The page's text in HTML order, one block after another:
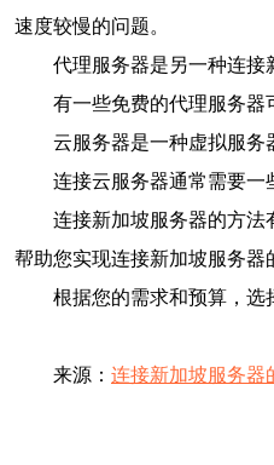
速度较慢的问题。
代理服务器是另一种连接
有一些免费的代理服务器
云服务器是一种虚拟服务
连接云服务器通常需要一
连接新加坡服务器的方法
帮助您实现连接新加坡服务器
根据您的需求和预算，选
来源： 连接新加坡服务器